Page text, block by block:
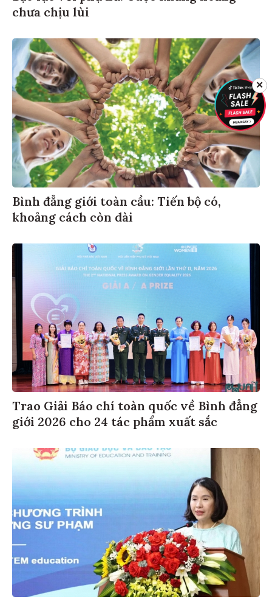
chưa chịu lùi
Bình đẳng giới toàn cầu: Tiến bộ có,
khoảng cách còn dài
Trao Giải Báo chí toàn quốc về Bình đẳng
giới 2026 cho 24 tác phẩm xuất sắc
✕